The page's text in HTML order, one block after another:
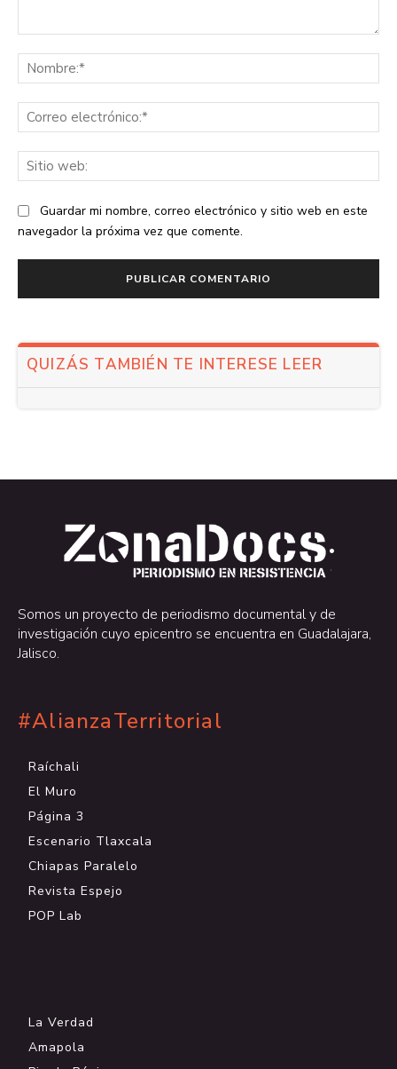
Guardar mi nombre, correo electrónico y sitio web en este
navegador la próxima vez que comente.
QUIZÁS TAMBIÉN TE INTERESE LEER
.
.
Somos un proyecto de periodismo documental y de
investigación cuyo epicentro se encuentra en Guadalajara,
Jalisco.
#AlianzaTerritorial
Raíchali
El Muro
Página 3
Escenario Tlaxcala
Chiapas Paralelo
Revista Espejo
POP Lab
La Verdad
Amapola